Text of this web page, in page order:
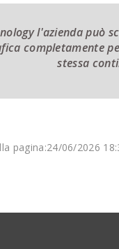
l'azienda può
completamente
stessa
pagina:24/06/2026